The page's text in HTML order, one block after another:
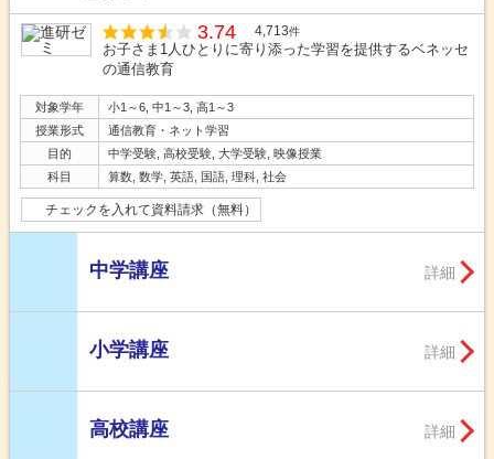
3.74 4,713件
お子さま1人ひとりに寄り添った学習を提供するベネッセ
の通信教育
対象学年
小1～6, 中1～3, 高1～3
授業形式
通信教育・ネット学習
目的
中学受験, 高校受験, 大学受験, 映像授業
科目
算数, 数学, 英語, 国語, 理科, 社会
チェックを入れて資料請求（無料）
中学講座 詳細
小学講座 詳細
高校講座 詳細